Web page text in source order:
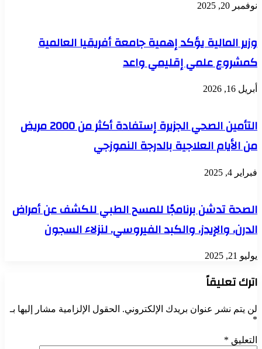
نوفمبر 20, 2025
وزير المالية يؤكد إهمية جامعة أفريقيا العالمية
كمشروع علمي إقليمي واعد
أبريل 16, 2026
التأمين الصحي الجزيرة إستفادة أكثر من 2000 مريض
من الأيام العلاجية بالدرجة النموزجي
فبراير 4, 2025
الصحة تدشن برنامجًا للمسح الطبي للكشف عن أمراض
الدرن، والإيدز، والكبد الفيروسي. لنزلاء السجون
يوليو 21, 2025
اترك تعليقاً
لن يتم نشر عنوان بريدك الإلكتروني. الحقول الإلزامية مشار إليها بـ
*
التعليق *